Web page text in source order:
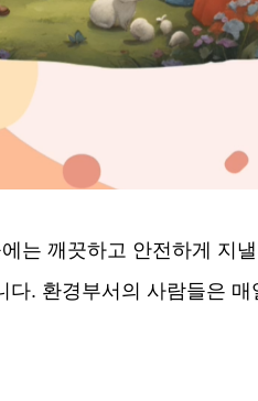
는 깨끗하고 안전하게 지
다. 환경부서의 사람들은